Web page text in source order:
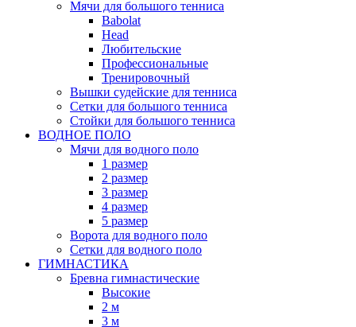
Мячи для большого тенниса
Babolat
Head
Любительские
Профессиональные
Тренировочный
Вышки судейские для тенниса
Сетки для большого тенниса
Стойки для большого тенниса
ВОДНОЕ ПОЛО
Мячи для водного поло
1 размер
2 размер
3 размер
4 размер
5 размер
Ворота для водного поло
Сетки для водного поло
ГИМНАСТИКА
Бревна гимнастические
Высокие
2 м
3 м